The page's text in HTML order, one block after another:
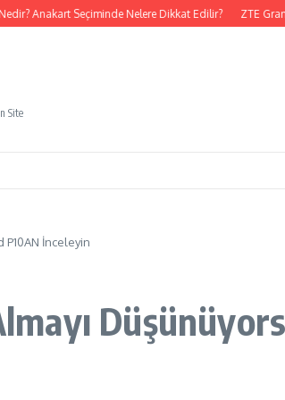
Anakart Seçiminde Nelere Dikkat Edilir? ZTE
Site
P10AN İnceleyin